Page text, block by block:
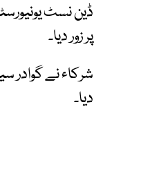
ڈین نسٹ
پر زور دیا۔
دیا۔